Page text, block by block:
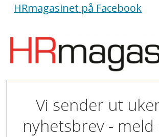
HRmagasinet på Facebook
Vi sender ut
nyhetsbrev - meld